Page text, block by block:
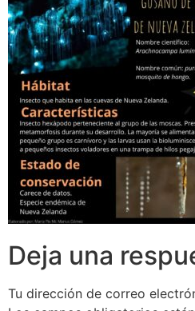
Deja una
Tu dirección de correo